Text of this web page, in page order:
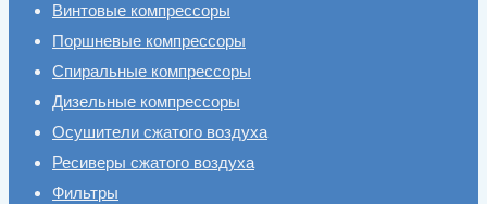
Винтовые компрессоры
Поршневые компрессоры
Спиральные компрессоры
Дизельные компрессоры
Осушители сжатого воздуха
Ресиверы сжатого воздуха
Фильтры